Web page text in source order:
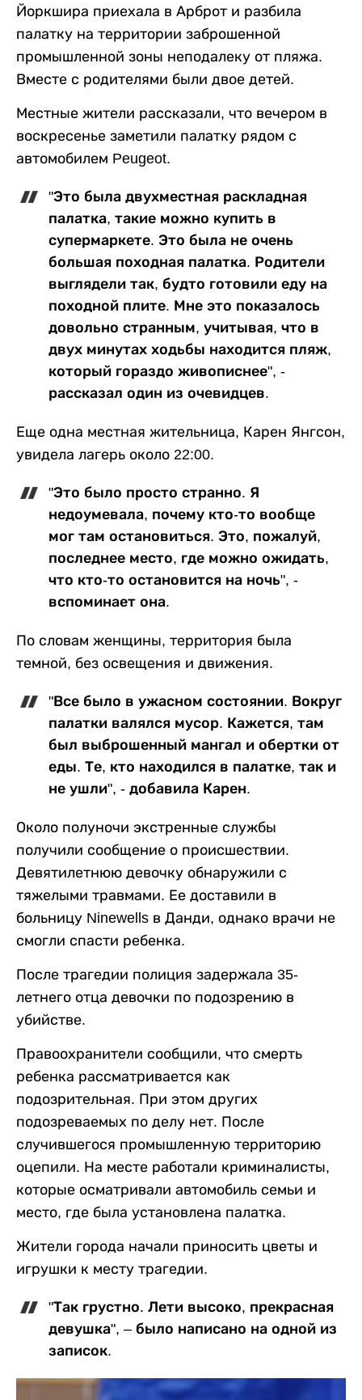
Йоркшира приехала в Арброт и разбила
палатку на территории заброшенной
промышленной зоны неподалеку от пляжа.
Вместе с родителями были двое детей.
Местные жители рассказали, что вечером в
воскресенье заметили палатку рядом с
автомобилем Peugeot.
"Это была двухместная раскладная
палатка, такие можно купить в
супермаркете. Это была не очень
большая походная палатка. Родители
выглядели так, будто готовили еду на
походной плите. Мне это показалось
довольно странным, учитывая, что в
двух минутах ходьбы находится пляж,
который гораздо живописнее", -
рассказал один из очевидцев.
Еще одна местная жительница, Карен Янгсон,
увидела лагерь около 22:00.
"Это было просто странно. Я
недоумевала, почему кто-то вообще
мог там остановиться. Это, пожалуй,
последнее место, где можно ожидать,
что кто-то остановится на ночь", -
вспоминает она.
По словам женщины, территория была
темной, без освещения и движения.
"Все было в ужасном состоянии. Вокруг
палатки валялся мусор. Кажется, там
был выброшенный мангал и обертки от
еды. Те, кто находился в палатке, так и
не ушли", - добавила Карен.
Около полуночи экстренные службы
получили сообщение о происшествии.
Девятилетнюю девочку обнаружили с
тяжелыми травмами. Ее доставили в
больницу Ninewells в Данди, однако врачи не
смогли спасти ребенка.
После трагедии полиция задержала 35-
летнего отца девочки по подозрению в
убийстве.
Правоохранители сообщили, что смерть
ребенка рассматривается как
подозрительная. При этом других
подозреваемых по делу нет. После
случившегося промышленную территорию
оцепили. На месте работали криминалисты,
которые осматривали автомобиль семьи и
место, где была установлена палатка.
Жители города начали приносить цветы и
игрушки к месту трагедии.
"Так грустно. Лети высоко, прекрасная
девушка", – было написано на одной из
записок.